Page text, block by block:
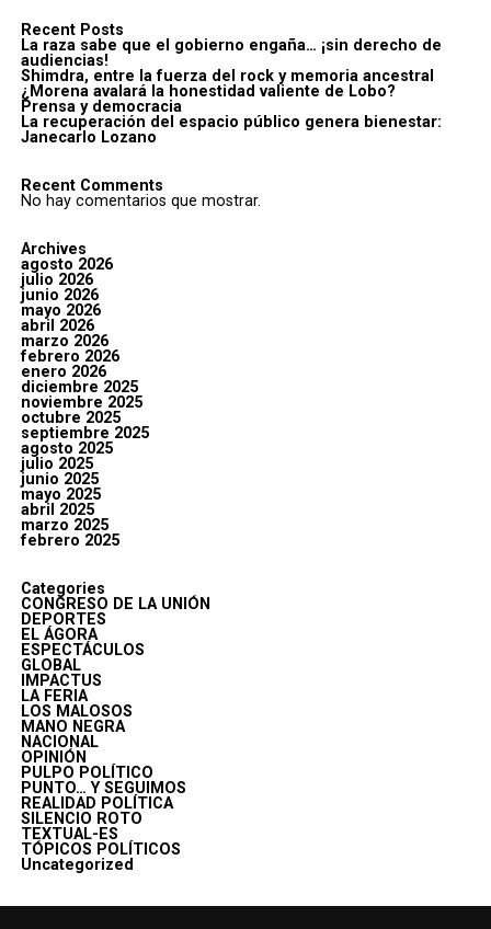
Recent Posts
La raza sabe que el gobierno engaña… ¡sin derecho de
audiencias!
Shimdra, entre la fuerza del rock y memoria ancestral
¿Morena avalará la honestidad valiente de Lobo?
Prensa y democracia
La recuperación del espacio público genera bienestar:
Janecarlo Lozano
Recent Comments
No hay comentarios que mostrar.
Archives
agosto 2026
julio 2026
junio 2026
mayo 2026
abril 2026
marzo 2026
febrero 2026
enero 2026
diciembre 2025
noviembre 2025
octubre 2025
septiembre 2025
agosto 2025
julio 2025
junio 2025
mayo 2025
abril 2025
marzo 2025
febrero 2025
Categories
CONGRESO DE LA UNIÓN
DEPORTES
EL ÁGORA
ESPECTÁCULOS
GLOBAL
IMPACTUS
LA FERIA
LOS MALOSOS
MANO NEGRA
NACIONAL
OPINIÓN
PULPO POLÍTICO
PUNTO… Y SEGUIMOS
REALIDAD POLÍTICA
SILENCIO ROTO
TEXTUAL-ES
TÓPICOS POLÍTICOS
Uncategorized